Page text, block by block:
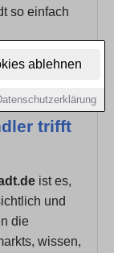
ablehnen
so einfach
trifft
ist es,
und
die
wissen,